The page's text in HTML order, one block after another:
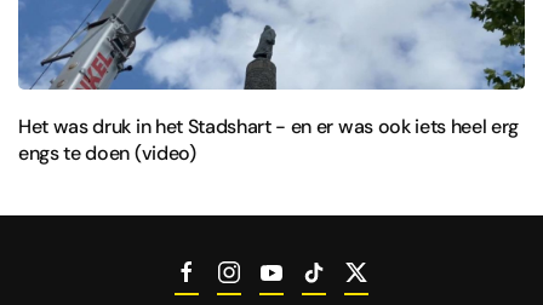
Het was druk in het Stadshart - en er was ook iets heel erg
engs te doen (video)